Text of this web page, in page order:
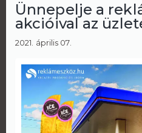
Ünnepelje a
akcióival az
2021. április 07.